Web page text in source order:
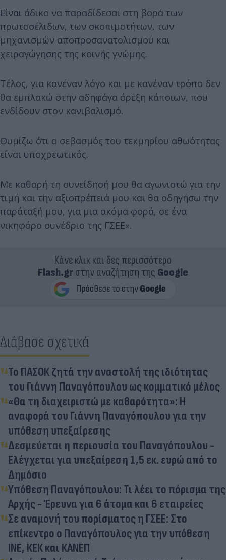
Είναι άδικο να παραδίδεσαι στη βορά των
πρωτοσέλιδων, των σκοπιμοτήτων, των
μηχανισμών αποπροσανατολισμού και
χειραγώγησης της κοινής γνώμης.
Τέλος, για κανέναν λόγο και με κανέναν τρόπο δεν
θα εμπλακώ στην αδηφάγα όρεξη κάποιων, που
ενδίδουν στον κανιβαλισμό.
Θυμίζω ότι ο σεβασμός του τεκμηρίου αθωότητας
είναι υποχρεωτικός.
Με καθαρή τη συνείδησή μου θα αγωνιστώ για την
τιμή και την αξιοπρέπειά μου και θα οδηγήσω την
παράταξή μου, για μια ακόμα φορά, σε ένα
νικηφόρο συνέδριο της ΓΣΕΕ».
Κάνε κλικ και δες περισσότερο
Flash.grστην αναζήτηση της Google
Διάβασε σχετικά
Το ΠΑΣΟΚ ζητά την αναστολή της ιδιότητας
του Γιάννη Παναγόπουλου ως κομματικό μέλος
«Θα τη διαχειριστώ με καθαρότητα»: Η
αναφορά του Γιάννη Παναγόπουλου για την
υπόθεση υπεξαίρεσης
Δεσμεύεται η περιουσία του Παναγόπουλου -
Ελέγχεται για υπεξαίρεση 1,5 εκ. ευρώ από το
Δημόσιο
Υπόθεση Παναγόπουλου: Τι λέει το πόρισμα της
Αρχής - Έρευνα για 6 άτομα και 6 εταιρείες
Σε αναμονή του πορίσματος η ΓΣΕΕ: Στο
επίκεντρο ο Παναγόπουλος για την υπόθεση
ΙΝΕ, ΚΕΚ και ΚΑΝΕΠ